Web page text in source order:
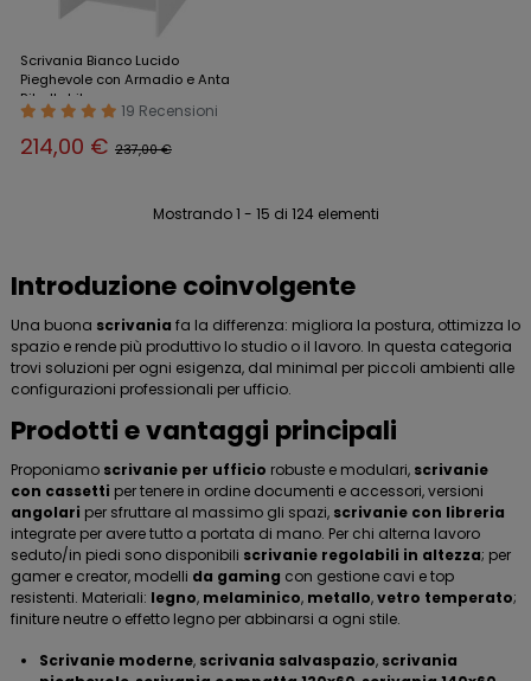
Scrivania Bianco Lucido
Pieghevole con Armadio e Anta
Ribaltabile
19 Recensioni
214,00 € 237,00 €
Mostrando 1 - 15 di 124 elementi
Introduzione coinvolgente
Una buona scrivania fa la differenza: migliora la postura, ottimizza lo
spazio e rende più produttivo lo studio o il lavoro. In questa categoria
trovi soluzioni per ogni esigenza, dal minimal per piccoli ambienti alle
configurazioni professionali per ufficio.
Prodotti e vantaggi principali
Proponiamo scrivanie per ufficio robuste e modulari, scrivanie
con cassetti per tenere in ordine documenti e accessori, versioni
angolari per sfruttare al massimo gli spazi, scrivanie con libreria
integrate per avere tutto a portata di mano. Per chi alterna lavoro
seduto/in piedi sono disponibili scrivanie regolabili in altezza; per
gamer e creator, modelli da gaming con gestione cavi e top
resistenti. Materiali: legno, melaminico, metallo,vetro temperato;
finiture neutre o effetto legno per abbinarsi a ogni stile.
Scrivanie moderne, scrivania salvaspazio, scrivania